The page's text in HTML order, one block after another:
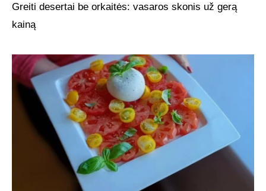
Greiti desertai be orkaitės: vasaros skonis už gerą
kainą